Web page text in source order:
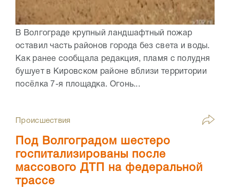
В Волгограде крупный ландшафтный пожар
оставил часть районов города без света и воды.
Как ранее сообщала редакция, пламя с полудня
бушует в Кировском районе вблизи территории
посёлка 7-я площадка. Огонь...
Происшествия
Под Волгоградом шестеро
госпитализированы после
массового ДТП на федеральной
трассе